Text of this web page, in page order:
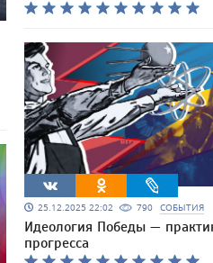
25.12.2025 22:02 790 СОБЫТИЯ
Идеология Победы —
прогресса